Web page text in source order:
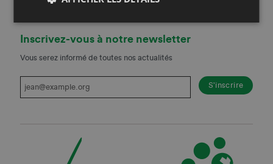
Inscrivez-vous à notre newsletter
Vous serez informé de toutes nos actualités